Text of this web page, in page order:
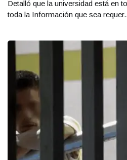
Detalló que la universidad está en
toda la Información que sea